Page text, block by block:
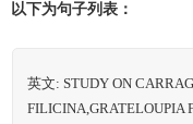
以下为句子列表：
英文: STUDY ON
FILICINA,GRATELOUPIA